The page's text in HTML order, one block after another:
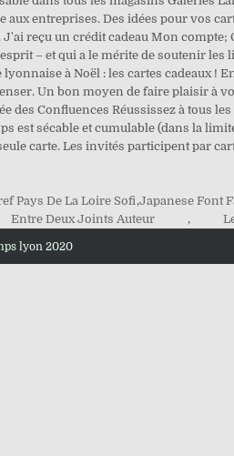
entreprises. Des idées pour vos
reçu un crédit cadeau Mon compte;
– et qui a le mérite de soutenir
à Noël : les cartes cadeaux !
Un bon moyen de faire plaisir à
Confluences Réussissez à tous
est sécable et cumulable (dans la
carte. Les invités participent par
Pays De La Loire Sofi,Japanese Font
Entre Deux Joints Auteur ,
lyon 2020